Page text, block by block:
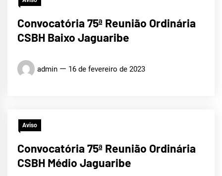
Convocatória 75ª Reunião Ordinária
CSBH Baixo Jaguaribe
admin 16 de fevereiro de 2023
Aviso
Convocatória 75ª Reunião Ordinária
CSBH Médio Jaguaribe